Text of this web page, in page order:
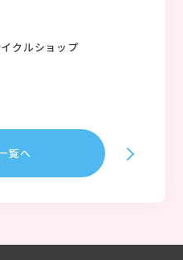
クルショップ
覧へ